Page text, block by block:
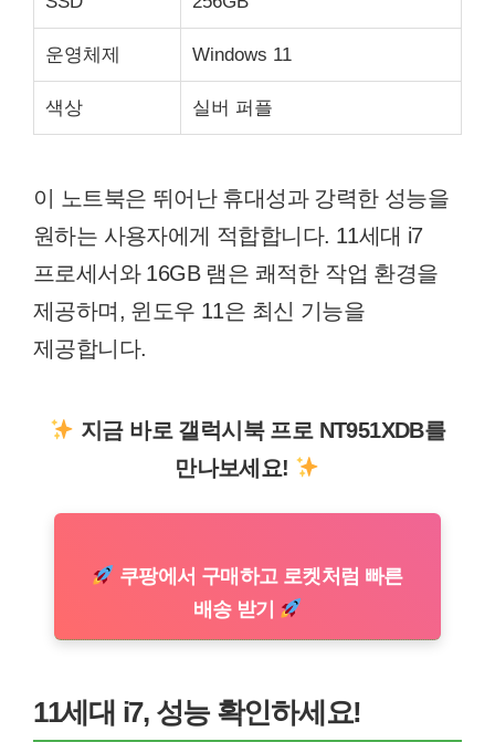
운영체제 Windows 11
색상 실버 퍼플
이 노트북은 뛰어난 휴대성과 강력한 성능을
원하는 사용자에게 적합합니다. 11세대 i7
프로세서와 16GB 램은 쾌적한 작업 환경을
제공하며, 윈도우 11은 최신 기능을
제공합니다.
지금 바로 갤럭시북 프로 NT951XDB를
만나보세요!
쿠팡에서 구매하고 로켓처럼 빠른
배송 받기
11세대 i7, 성능 확인하세요!